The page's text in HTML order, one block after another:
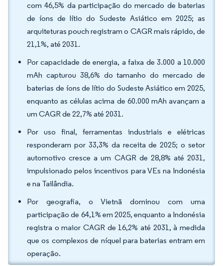
com 46,5% da participação do mercado de baterias
de íons de lítio do Sudeste Asiático em 2025; as
arquiteturas pouch registram o CAGR mais rápido, de
21,1%, até 2031.
Por capacidade de energia, a faixa de 3.000 a 10.000
mAh capturou 38,6% do tamanho do mercado de
baterias de íons de lítio do Sudeste Asiático em 2025,
enquanto as células acima de 60.000 mAh avançam a
um CAGR de 22,7% até 2031.
Por uso final, ferramentas industriais e elétricas
responderam por 33,3% da receita de 2025; o setor
automotivo cresce a um CAGR de 28,8% até 2031,
impulsionado pelos incentivos para VEs na Indonésia
e na Tailândia.
Por geografia, o Vietnã dominou com uma
participação de 64,1% em 2025, enquanto a Indonésia
registra o maior CAGR de 16,2% até 2031, à medida
que os complexos de níquel para baterias entram em
operação.